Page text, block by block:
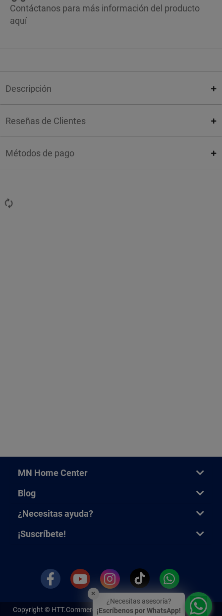
Contáctanos para más información del producto
aquí
Descripción
Reseñas de Clientes
Métodos de pago
MN Home Center
Blog
¿Necesitas ayuda?
¡Suscríbete!
Copyright © HTT.Commerce.Todos los derechos reservados. Un
×
¿Necesitas asesoría?
¡Escríbenos por WhatsApp!